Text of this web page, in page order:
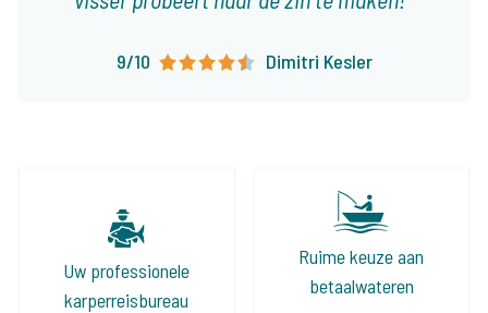
9/10 Dimitri Kesler
Uw professionele
karperreisbureau
Ruime keuze aan
betaalwateren